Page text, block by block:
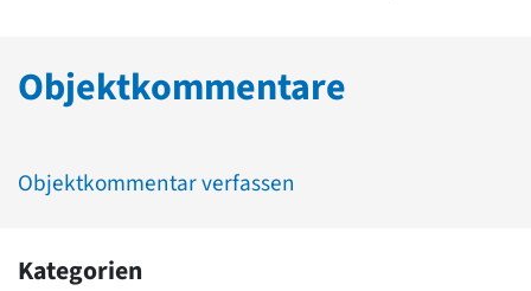
Objektkommentare
Objektkommentar verfassen
Kategorien